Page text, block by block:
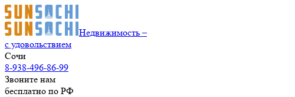
Недвижимость –
с удовольствием
Сочи
8-938-496-86-99
Звоните нам
бесплатно по РФ